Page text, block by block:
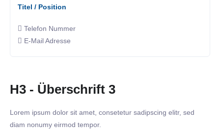
Titel / Position
Telefon Nummer
E-Mail Adresse
H3 - Überschrift 3
Lorem ipsum dolor sit amet, consetetur sadipscing elitr, sed
diam nonumy eirmod tempor.